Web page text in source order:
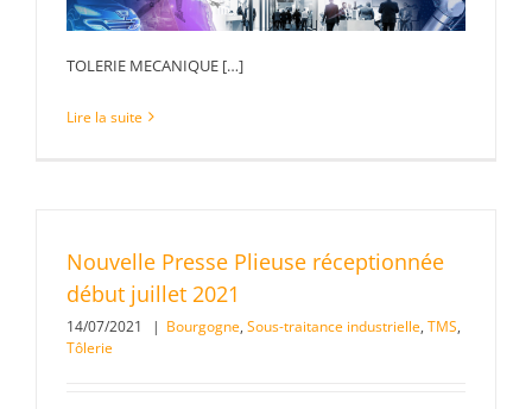
TOLERIE MECANIQUE […]
Lire la suite
Nouvelle Presse Plieuse réceptionnée
début juillet 2021
14/07/2021 | Bourgogne, Sous-traitance industrielle, TMS,
Tôlerie